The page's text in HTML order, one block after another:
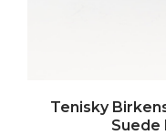
Tenisky
Suede